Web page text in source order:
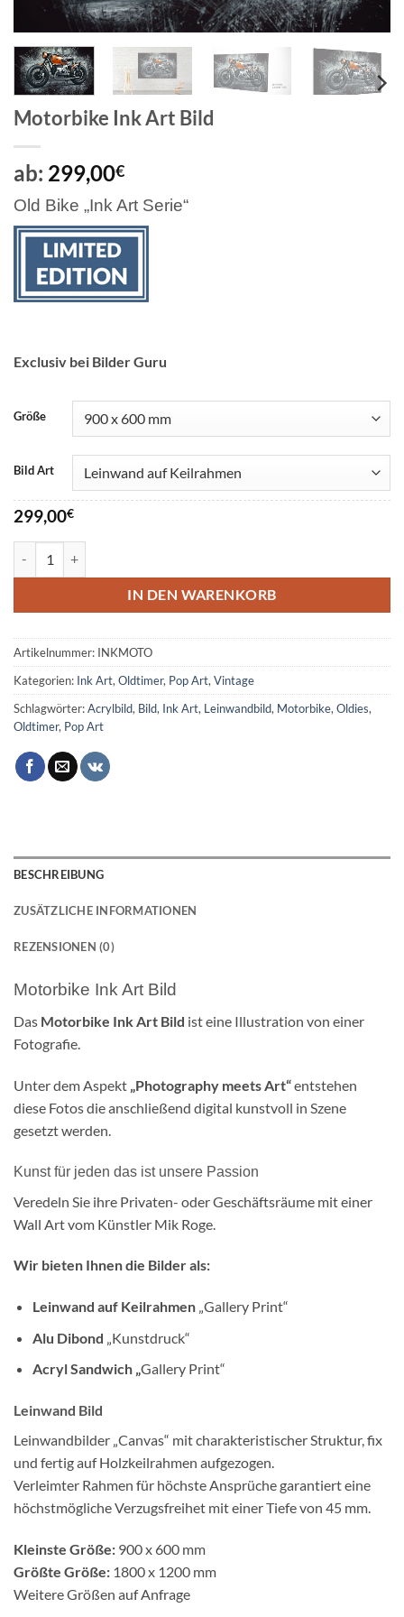
Motorbike Ink Art Bild
ab: 299,00€
Old Bike „Ink Art Serie“
Exclusiv bei Bilder Guru
Größe
Bild Art
299,00€
IN DEN WARENKORB
Artikelnummer: INKMOTO
Kategorien: Ink Art,Oldtimer, Pop Art,Vintage
Schlagwörter:Acrylbild, Bild, Ink Art, Leinwandbild, Motorbike,Oldies,
Oldtimer, Pop Art
BESCHREIBUNG
ZUSÄTZLICHE INFORMATIONEN
REZENSIONEN (0)
Motorbike Ink Art Bild
Das Motorbike Ink Art Bild ist eine Illustration von einer
Fotografie.
Unter dem Aspekt „Photography meets Art“entstehen
diese Fotos die anschließend digital kunstvoll in Szene
gesetzt werden.
Kunst für jeden das ist unsere Passion
Veredeln Sie ihre Privaten- oder Geschäftsräume mit einer
Wall Art vom Künstler Mik Roge.
Wir bieten Ihnen die Bilder als:
Leinwand auf Keilrahmen „Gallery Print“
Alu Dibond „Kunstdruck“
Acryl Sandwich „Gallery Print“
Leinwand Bild
Leinwandbilder „Canvas“ mit charakteristischer Struktur, fix
und fertig auf Holzkeilrahmen aufgezogen.
Verleimter Rahmen für höchste Ansprüche garantiert eine
höchstmögliche Verzugsfreihet mit einer Tiefe von 45 mm.
Kleinste Größe: 900 x 600 mm
Größte Größe: 1800 x 1200 mm
Weitere Größen auf Anfrage